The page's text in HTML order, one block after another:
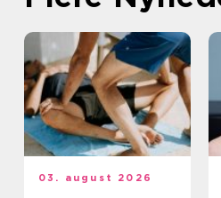
03. august 2026